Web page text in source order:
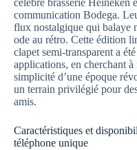
célèbre brasserie Heineken
communication Bodega.
flux nostalgique qui balaye
ode au rétro. Cette édition
clapet semi-transparent a
applications, en cherchant à
simplicité d’une époque
un terrain privilégié pour
amis.
Caractéristiques et
téléphone unique